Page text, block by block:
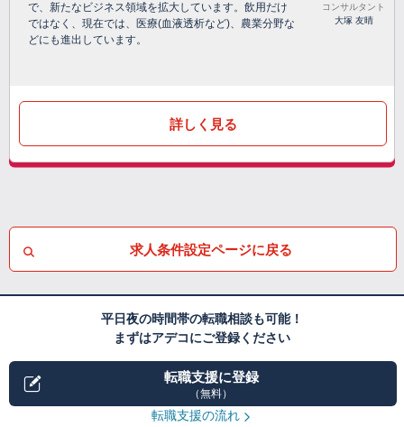
で、新たなビジネス領域を拡大しています。飲用だけ
ではなく、現在では、医療(血液透析など)、農業分野な
どにも進出しています。
コンサルタント
大塚 友晴
詳しく見る
求人条件設定ページに戻る
平日夜の時間帯の転職相談も可能！
まずはアデコにご登録ください
転職支援に登録
（無料）
転職支援の流れ